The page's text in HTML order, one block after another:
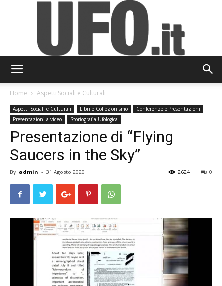
Home Aspetti Sociali e Culturali
Aspetti Sociali e Culturali Libri e Collezionismo
Conferenze e Presentazioni
Presentazioni a video
Storiografia Ufologica
Presentazione di “Flying
Saucers in the Sky”
By admin - 31 Agosto 2020 0
2624